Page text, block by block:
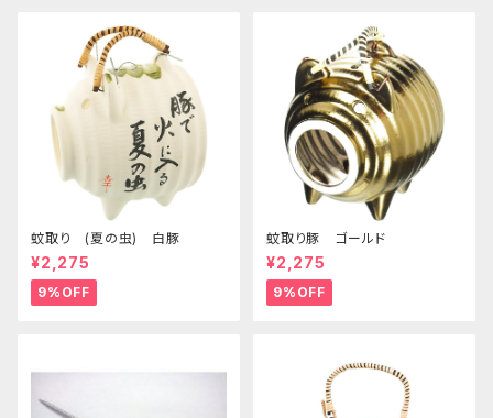
蚊取り (夏の虫) 白豚
¥2,275
9%OFF
蚊取り豚 ゴールド
¥2,275
9%OFF